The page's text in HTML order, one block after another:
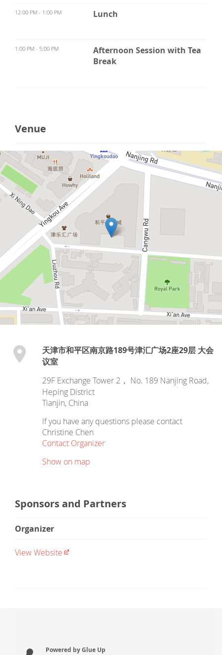
12:00 PM - 1:00 PM Lunch
1:00 PM - 5:00 PM
Afternoon Session with Tea
Break
Venue
天津市和平区南京路189号津汇广场2座29层 大会
议室
29F Exchange Tower 2， No. 189 Nanjing Road,
Heping District
Tianjin, China
If you have any questions please contact
Christine Chen
Contact Organizer
Show on map
Sponsors and Partners
Organizer
View Website
Powered by Glue Up